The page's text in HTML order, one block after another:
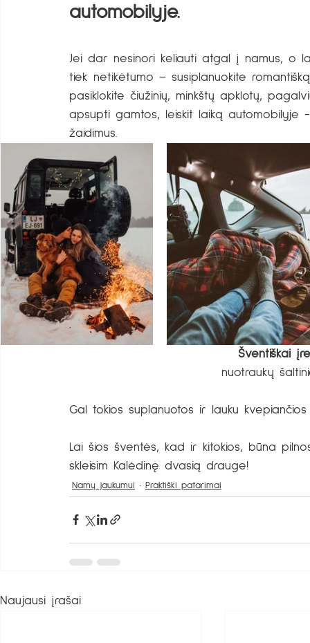
automobilyje.
Jei dar nesinori keliauti atgal į namus, o
tiek netikėtumo – susiplanuokite
pasiklokite čiužinių, minkštų apklotų,
apsupti gamtos, leiskit laiką automobilyje
žaidimus.
Šventiškai
nuotraukų
Gal tokios suplanuotos ir lauku
Lai šios šventės, kad ir kitokios, būna
skleisim Kalėdinę dvasią drauge!
Namų jaukumui Praktiški patarimai
Naujausi įrašai